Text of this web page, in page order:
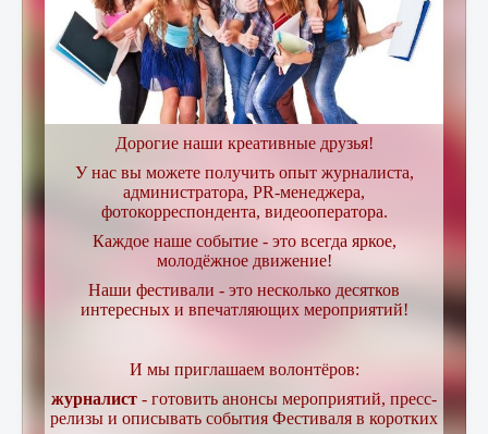
Дорогие наши креативные друзья!
У нас вы можете получить опыт журналиста,
администратора, PR-менеджера,
фотокорреспондента, видеооператора.
Каждое наше событие - это всегда яркое,
молодёжное движение!
Наши фестивали - это несколько десятков
интересных и впечатляющих мероприятий!
И мы приглашаем волонтёров:
журналист - готовить анонсы мероприятий, пресс-
релизы и описывать события Фестиваля в коротких